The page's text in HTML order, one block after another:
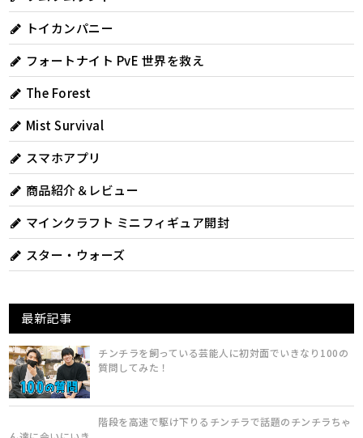
トイカンパニー
フォートナイト PvE 世界を救え
The Forest
Mist Survival
スマホアプリ
商品紹介＆レビュー
マインクラフト ミニフィギュア開封
スター・ウォーズ
最新記事
チンチラを飼っている芸能人に初対面でいきなり100の
質問してみた！
階段を高速で駆け下りるチンチラで話題のチンチラちゃ